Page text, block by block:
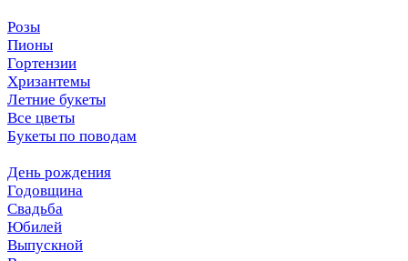
Розы
Пионы
Гортензии
Хризантемы
Летние букеты
Все цветы
Букеты по поводам
День рождения
Годовщина
Свадьба
Юбилей
Выпускной